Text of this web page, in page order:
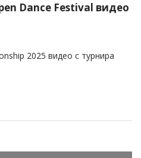
Dance Festival видео
2025 видео с турнира